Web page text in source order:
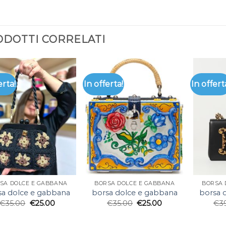
CORRELATI
DOLCE E GABBANA
dolce e gabbana
€35.00 €25.00
In offerta!
BORSA DOLCE E GABBANA
borsa dolce e gabbana
€35.00 €25.00
In
BORSA
borsa
€